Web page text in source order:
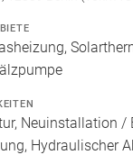
Neuinstallation /
Hydraulischer